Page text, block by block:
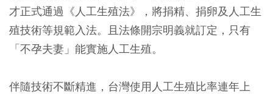
才正式通過《人工生殖法》，將捐精、捐卵及人工生
殖技術等規範入法。且法條開宗明義就訂定，只有
「不孕夫妻」能實施人工生殖。
伴隨技術不斷精進，台灣使用人工生殖比率連年上